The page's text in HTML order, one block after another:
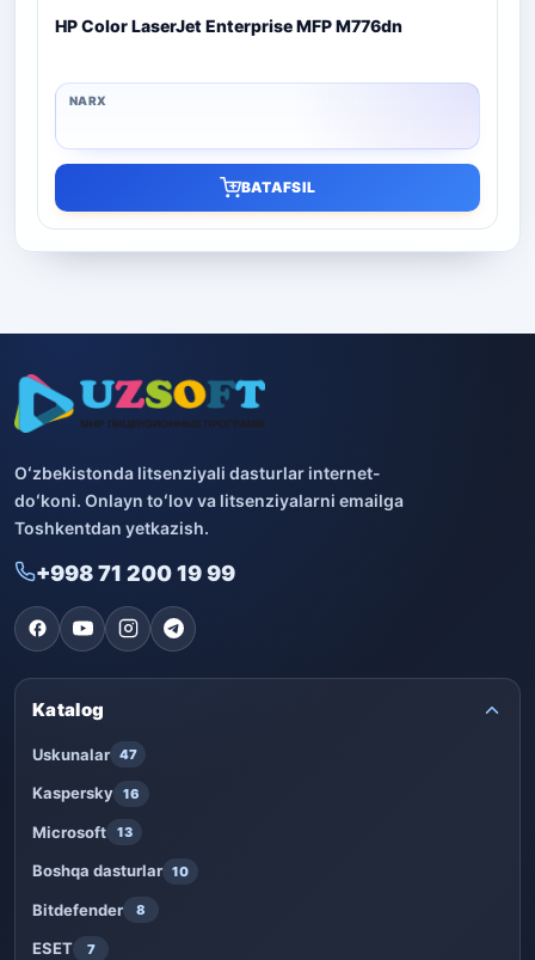
HP Color LaserJet Enterprise MFP M776dn
BATAFSIL
Oʻzbekistonda litsenziyali dasturlar internet-
doʻkoni. Onlayn toʻlov va litsenziyalarni emailga
Toshkentdan yetkazish.
+998 71 200 19 99
Katalog
Uskunalar 47
Kaspersky 16
Microsoft 13
Boshqa dasturlar 10
Bitdefender 8
ESET 7